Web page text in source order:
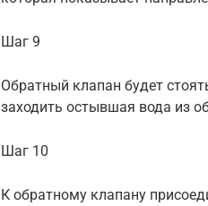
Шаг 9
Обратный клапан будет
заходить остывшая вода из
Шаг 10
К обратному клапану